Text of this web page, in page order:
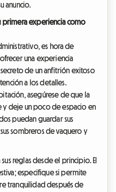
anuncio.
primera experiencia como
es hora de
una experiencia
de un anfitrión exitoso
a los detalles.
asegúrese de que la
y deje un poco de espacio en
puedan guardar sus
sombreros de vaquero y
reglas desde el principio. El
especifique si permite
tranquilidad después de